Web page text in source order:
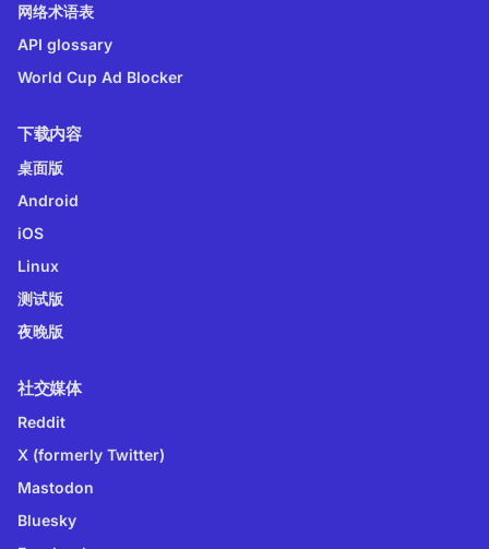
网络术语表
API glossary
World Cup Ad Blocker
下载内容
桌面版
Android
iOS
Linux
测试版
夜晚版
社交媒体
Reddit
X (formerly Twitter)
Mastodon
Bluesky